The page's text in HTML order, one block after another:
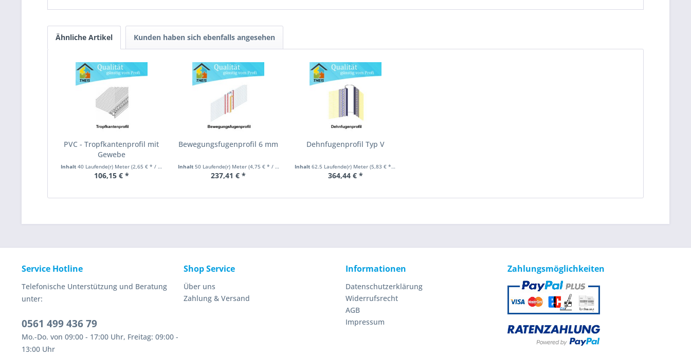
Ähnliche Artikel Kunden haben sich ebenfalls angesehen
PVC - Tropfkantenprofil mit
Gewebe
Inhalt 40 Laufende(r) Meter (2,65 € * / 1 Laufende(r) Meter)
106,15 € *
Bewegungsfugenprofil 6 mm
Inhalt 50 Laufende(r) Meter (4,75 € * / 1 Laufende(r) Meter)
237,41 € *
Dehnfugenprofil Typ V
Inhalt62.5 Laufende(r) Meter(5,83 € * / 1 Laufende(r) Meter)
364,44 € *
Service Hotline
Telefonische Unterstützung und Beratung
unter:
0561 499 436 79
Mo.-Do. von 09:00 - 17:00 Uhr, Freitag: 09:00 -
13:00 Uhr
Shop Service
Über uns
Zahlung & Versand
Informationen
Datenschutzerklärung
Widerrufsrecht
AGB
Impressum
Zahlungsmöglichkeiten